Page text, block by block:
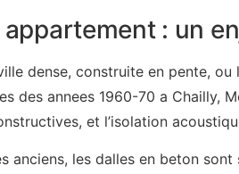
: un
dense, construite en pente,
des annees 1960-70 a Chailly,
et l’isolation
anciens, les dalles en beton